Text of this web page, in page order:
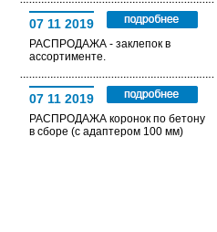
07 11 2019
РАСПРОДАЖА - заклепок в
ассортименте.
07 11 2019
РАСПРОДАЖА коронок по бетону
в сборе (с адаптером 100 мм)